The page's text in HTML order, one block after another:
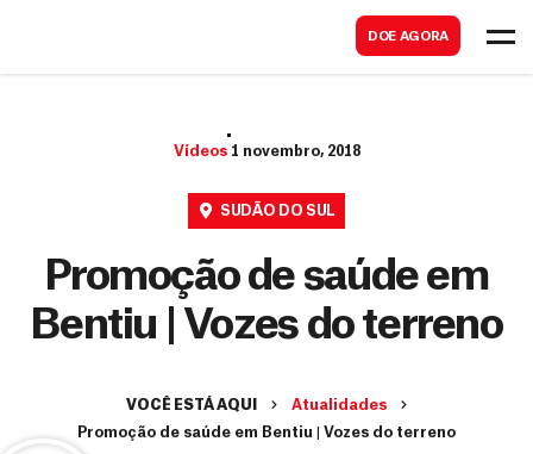
DOE AGORA
Vídeos 1 novembro, 2018
SUDÃO DO SUL
Promoção de saúde em
Bentiu | Vozes do terreno
VOCÊ ESTÁ AQUI
Atualidades
Promoção de saúde em Bentiu | Vozes do terreno
a
r